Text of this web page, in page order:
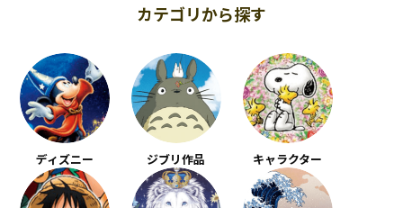
カテゴリから探す
ディズニー ジブリ作品 キャラクター